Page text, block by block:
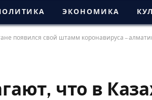
ЭКОНОМИКА
появился свой штамм коронавируса –
что в